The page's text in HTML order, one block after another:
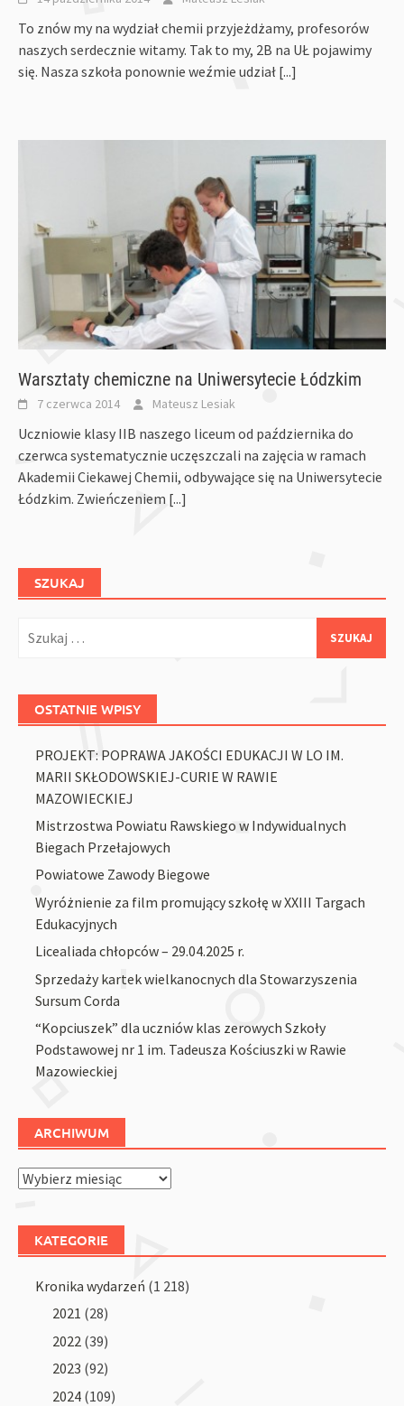
To znów my na wydział chemii przyjeżdżamy, profesorów
naszych serdecznie witamy. Tak to my, 2B na UŁ pojawimy
się. Nasza szkoła ponownie weźmie udział [...]
Warsztaty chemiczne na Uniwersytecie Łódzkim
7 czerwca 2014 Mateusz Lesiak
Uczniowie klasy IIB naszego liceum od października do
czerwca systematycznie uczęszczali na zajęcia w ramach
Akademii Ciekawej Chemii, odbywające się na Uniwersytecie
Łódzkim. Zwieńczeniem [...]
SZUKAJ
OSTATNIE WPISY
PROJEKT: POPRAWA JAKOŚCI EDUKACJI W LO IM.
MARII SKŁODOWSKIEJ-CURIE W RAWIE
MAZOWIECKIEJ
Mistrzostwa Powiatu Rawskiego w Indywidualnych
Biegach Przełajowych
Powiatowe Zawody Biegowe
Wyróżnienie za film promujący szkołę w XXIII Targach
Edukacyjnych
Licealiada chłopców – 29.04.2025 r.
Sprzedaży kartek wielkanocnych dla Stowarzyszenia
Sursum Corda
“Kopciuszek” dla uczniów klas zerowych Szkoły
Podstawowej nr 1 im. Tadeusza Kościuszki w Rawie
Mazowieckiej
ARCHIWUM
Archiwum
KATEGORIE
Kronika wydarzeń (1 218)
2021 (28)
2022 (39)
2023 (92)
2024 (109)